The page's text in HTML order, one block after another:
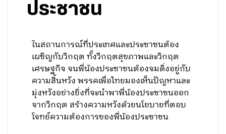
ประชาชน
ในสถานการณ์ที่ประเทศและประชาชนต้อง
เผชิญกับวิกฤต ทั้งวิกฤตสุขภาพและวิกฤต
เศรษฐกิจ จนพี่น้องประชาชนต้องจมดิ่งอยู่กับ
ความสิ้นหวัง พรรคเพื่อไทยมองเห็นปัญหาและ
มุ่งหวังอย่างยิ่งที่จะนำพาพี่น้องประชาชนออก
จากวิกฤต สร้างความหวังด้วยนโยบายที่ตอบ
โจทย์ความต้องการของพี่น้องประชาชน